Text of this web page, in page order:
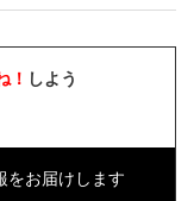
！ しよう
お届けします